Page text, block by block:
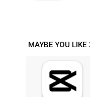
MAYBE YOU LIKE